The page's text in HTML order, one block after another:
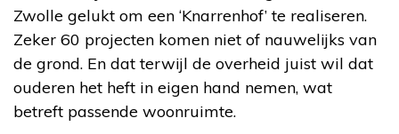
Zwolle gelukt om een ‘Knarrenhof’ te realiseren.
Zeker 60 projecten komen niet of nauwelijks van
de grond. En dat terwijl de overheid juist wil dat
ouderen het heft in eigen hand nemen, wat
betreft passende woonruimte.